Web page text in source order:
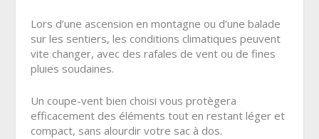
Lors d’une ascension en montagne ou d’une balade
sur les sentiers, les conditions climatiques peuvent
vite changer, avec des rafales de vent ou de fines
pluies soudaines.
Un coupe-vent bien choisi vous protègera
efficacement des éléments tout en restant léger et
compact, sans alourdir votre sac à dos.